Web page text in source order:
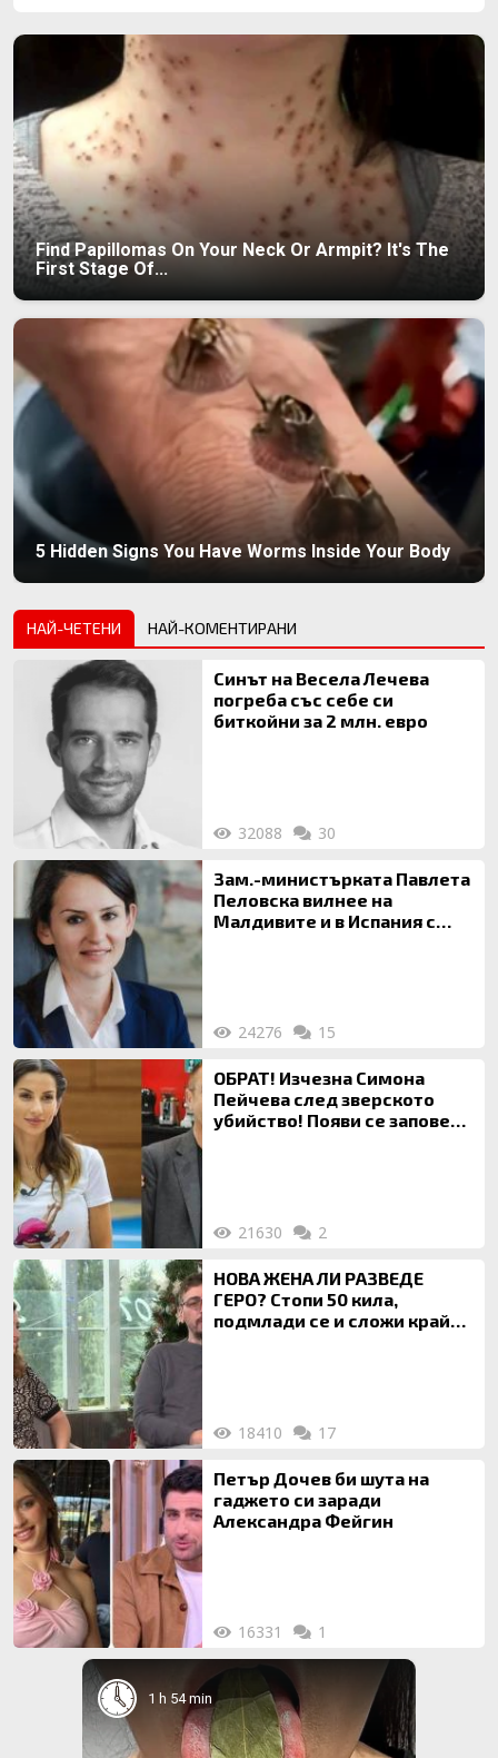
Find Papillomas On Your Neck Or Armpit? It's The
First Stage Of...
5 Hidden Signs You Have Worms Inside Your Body
НАЙ-ЧЕТЕНИ НАЙ-КОМЕНТИРАНИ
Синът на Весела Лечева
погреба със себе си
биткойни за 2 млн. евро
32088 30
Зам.-министърката Павлета
Пеловска вилнее на
Малдивите и в Испания с
24276 15
ОБРАТ! Изчезна Симона
Пейчева след зверското
убийство! Появи се заповед
21630 2
НОВА ЖЕНА ЛИ РАЗВЕДЕ
ГЕРО? Стопи 50 кила,
подмлади се и сложи край
18410 17
Петър Дочев би шута на
гаджето си заради
Александра Фейгин
16331 1
1 h 54 min